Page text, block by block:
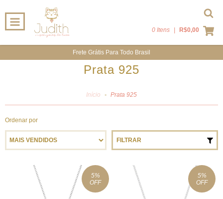
0 Itens R$0,00
Frete Grátis Para Todo Brasil
Prata 925
Início - Prata 925
Ordenar por
FILTRAR
5%
OFF
5%
OFF